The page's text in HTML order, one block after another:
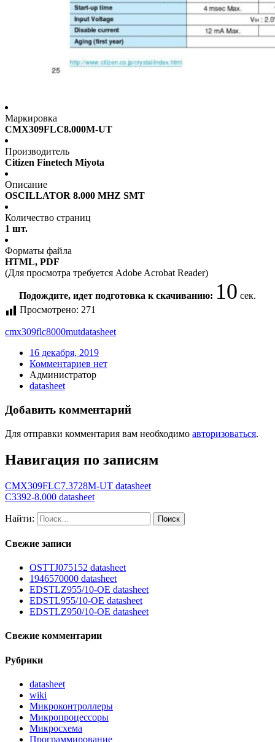
Маркировка
CMX309FLC8.000M-UT
Производитель
Citizen Finetech Miyota
Описание
OSCILLATOR 8.000 MHZ SMT
Количество страниц
1 шт.
Форматы файла
HTML, PDF
(Для просмотра требуется Adobe Acrobat Reader)
Подождите, идет подготовка к скачиванию: 10 сек.
Просмотрено: 271
cmx309flc8000mutdatasheet
16 декабря, 2019
Комментариев нет
Администратор
datasheet
Добавить комментарий
Для отправки комментария вам необходимо авторизоваться.
Навигация по записям
CMX309FLC7.3728M-UT datasheet
C3392-8.000 datasheet
Найти:
Свежие записи
OSTTJ075152 datasheet
1946570000 datasheet
EDSTLZ955/10-OE datasheet
EDSTL955/10-OE datasheet
EDSTLZ950/10-OE datasheet
Свежие комментарии
Рубрики
datasheet
wiki
Микроконтроллеры
Микропроцессоры
Микросхема
Программирование